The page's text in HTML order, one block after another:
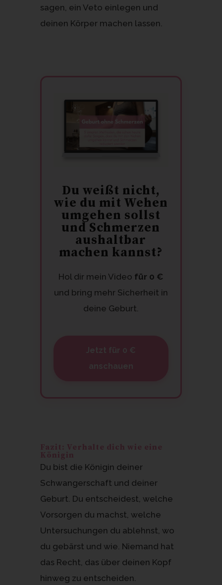
sagen, ein Veto einlegen und
deinen Körper machen lassen.
Du weißt nicht,
wie du mit Wehen
umgehen sollst
und Schmerzen
aushaltbar
machen kannst?
Hol dir mein Video für 0 €
und bring mehr Sicherheit in
deine Geburt.
Jetzt für 0 €
anschauen
Fazit: Verhalte dich wie eine
Königin
Du bist die Königin deiner
Schwangerschaft und deiner
Geburt. Du entscheidest, welche
Vorsorgen du machst, welche
Untersuchungen du ablehnst, wo
du gebärst und wie. Niemand hat
das Recht, das über deinen Kopf
hinweg zu entscheiden.